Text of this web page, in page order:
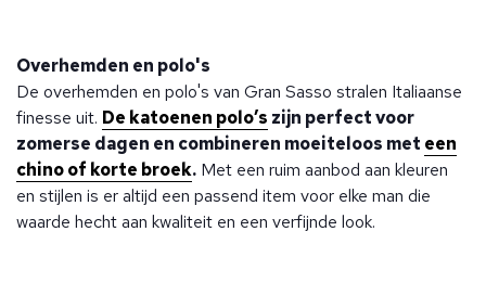
Overhemden en polo's
De overhemden en polo's van Gran Sasso stralen Italiaanse
finesse uit. De katoenen polo’s zijn perfect voor
zomerse dagen en combineren moeiteloos met een
chino of korte broek. Met een ruim aanbod aan kleuren
en stijlen is er altijd een passend item voor elke man die
waarde hecht aan kwaliteit en een verfijnde look.